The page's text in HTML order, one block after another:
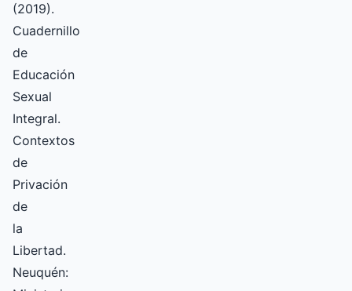
(2019).
Cuadernillo
de
Educación
Sexual
Integral.
Contextos
de
Privación
de
la
Libertad.
Neuquén: